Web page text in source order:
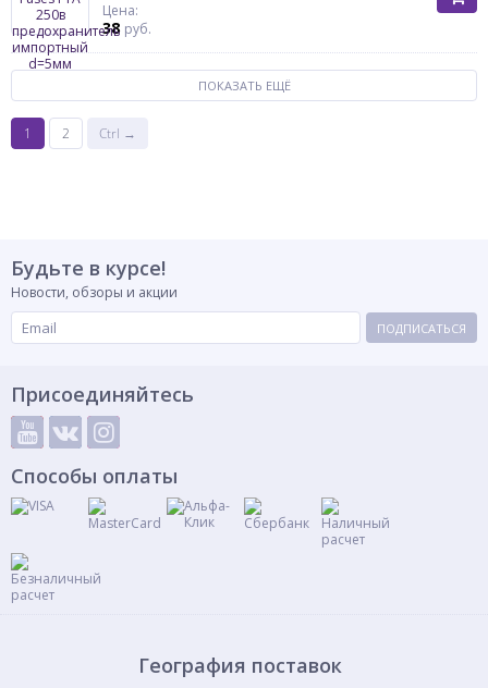
Цена:
38 руб.
ПОКАЗАТЬ ЕЩЁ
1 2 Ctrl →
Будьте в курсе!
Новости, обзоры и акции
ПОДПИСАТЬСЯ
Присоединяйтесь
Способы оплаты
География поставок